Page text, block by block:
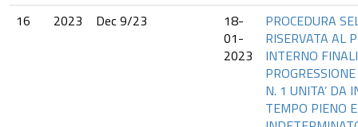
16
2023 Dec 9/23
18-
01-
2023
PROCEDURA
RISERVATA AL
INTERNO
N. 1 UNITA’ DA
TEMPO PIENO